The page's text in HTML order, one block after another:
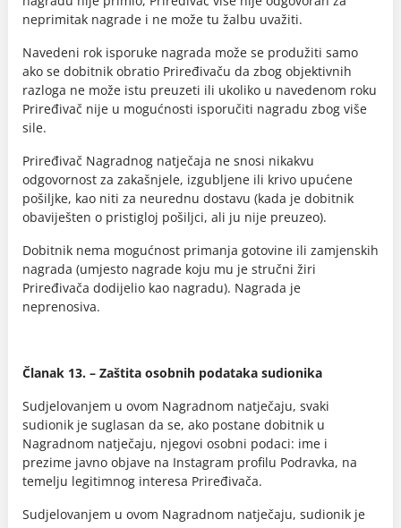
neprimitak nagrade i ne može tu žalbu uvažiti.
Navedeni rok isporuke nagrada može se produžiti samo
ako se dobitnik obratio Priređivaču da zbog objektivnih
razloga ne može istu preuzeti ili ukoliko u navedenom roku
Priređivač nije u mogućnosti isporučiti nagradu zbog više
sile.
Priređivač Nagradnog natječaja ne snosi nikakvu
odgovornost za zakašnjele, izgubljene ili krivo upućene
pošiljke, kao niti za neurednu dostavu (kada je dobitnik
obaviješten o pristigloj pošiljci, ali ju nije preuzeo).
Dobitnik nema mogućnost primanja gotovine ili zamjenskih
nagrada (umjesto nagrade koju mu je stručni žiri
Priređivača dodijelio kao nagradu). Nagrada je
neprenosiva.
Članak 13. – Zaštita osobnih podataka sudionika
Sudjelovanjem u ovom Nagradnom natječaju, svaki
sudionik je suglasan da se, ako postane dobitnik u
Nagradnom natječaju, njegovi osobni podaci: ime i
prezime javno objave na Instagram profilu Podravka, na
temelju legitimnog interesa Priređivača.
Sudjelovanjem u ovom Nagradnom natječaju, sudionik je